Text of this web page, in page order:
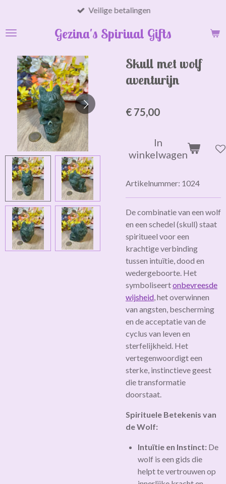
naar
hoofdinhoud
Gezina's Spiriual Gifts
Veilige betalingen
Skull met wolf
aventurijn
€ 75,00
In
winkelwagen
Artikelnummer: 1024
De combinatie van een wolf
en een schedel (skull) staat
spiritueel voor een
krachtige verbinding
tussen intuïtie, dood en
wedergeboorte. Het
symboliseertonbevreesde
wijsheid, het overwinnen
van angsten, bescherming
en de acceptatie van de
cyclus van leven en
sterfelijkheid. Het
vertegenwoordigt een
sterke, instinctieve geest
die transformatie
doorstaat.
Spirituele Betekenis van
de Wolf:
Intuïtie en Instinct: De
wolf is een gids die
helpt te vertrouwen op